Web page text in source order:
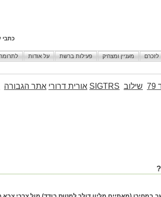
כתבי
לזכרם מעניין ומצחיק פעילות ברשת על אודות
שילוב SIGTRS אורית דרורי אתר הגבורה